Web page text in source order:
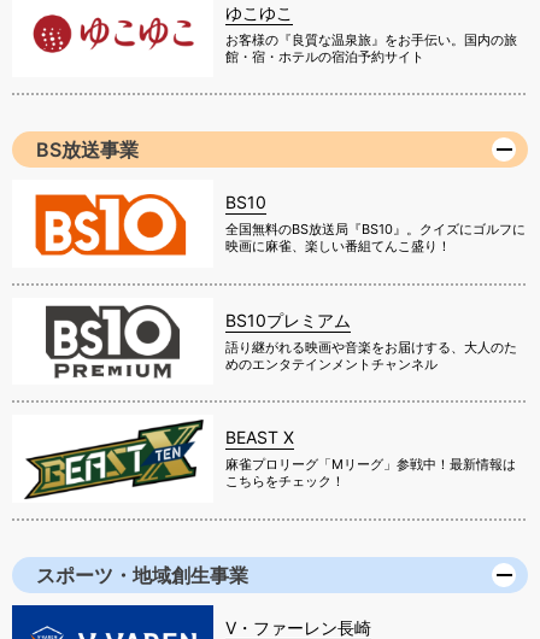
ゆこゆこ
お客様の『良質な温泉旅』をお手伝い。国内の旅
館・宿・ホテルの宿泊予約サイト
BS放送事業
BS10
全国無料のBS放送局『BS10』。クイズにゴルフに
映画に麻雀、楽しい番組てんこ盛り！
BS10プレミアム
語り継がれる映画や音楽をお届けする、大人のた
めのエンタテインメントチャンネル
BEAST X
麻雀プロリーグ「Mリーグ」参戦中！最新情報は
こちらをチェック！
スポーツ・地域創生事業
V・ファーレン長崎